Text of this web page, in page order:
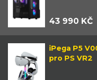
43 990 KČ
iPega P5
pro PS VR2